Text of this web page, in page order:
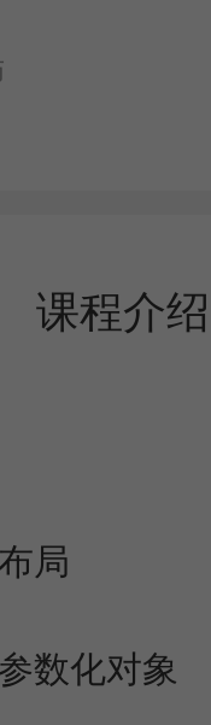
课程介绍
局
数化对象